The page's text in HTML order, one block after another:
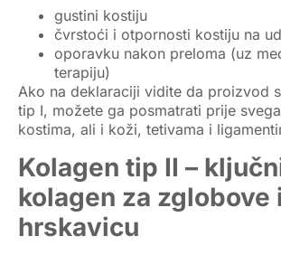
gustini kostiju
čvrstoći i otpornosti kostiju na
oporavku nakon preloma (uz
terapiju)
Ako na deklaraciji vidite da proizvod
tip I, možete ga posmatrati prije
kostima, ali i koži, tetivama i
Kolagen tip II –
kolagen za zglobove i
hrskavicu